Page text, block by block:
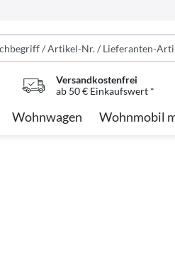
Versandkostenfrei
ab 50 € Einkaufswert *
Wohnwagen Wohnmobil